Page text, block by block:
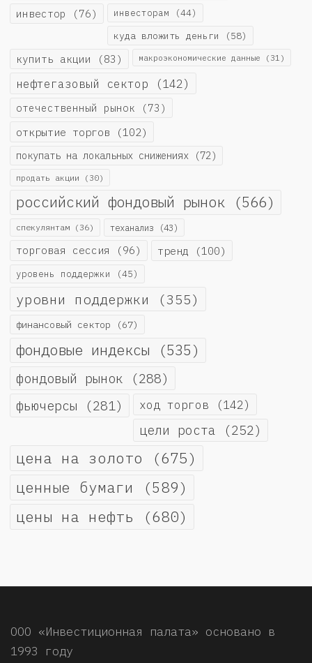
инвестор (76) инвесторам (44)
куда вложить деньги (58)
купить акции (83) макроэкономические данные (31)
нефтегазовый сектор (142)
отечественный рынок (73)
открытие торгов (102)
покупать на локальных снижениях (72)
продать акции (30)
российский фондовый рынок (566)
спекулянтам (36) теханализ (43)
торговая сессия (96) тренд (100)
уровень поддержки (45)
уровни поддержки (355)
финансовый сектор (67)
фондовые индексы (535)
фондовый рынок (288)
фьючерсы (281) ход торгов (142)
цели роста (252)
цена на золото (675)
ценные бумаги (589)
цены на нефть (680)
ООО «Инвестиционная палата» основано в
1993 году